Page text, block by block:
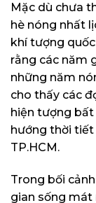
Mặc dù chưa
hè nóng nhất
khí tượng
rằng các năm
những năm
cho thấy các
hiện tượng
hướng thời
TP.HCM.
Trong bối
gian sống mát